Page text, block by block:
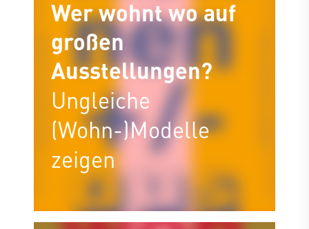
Wer wohnt wo auf
großen
Ausstellungen?
Ungleiche
(Wohn-)Modelle
zeigen